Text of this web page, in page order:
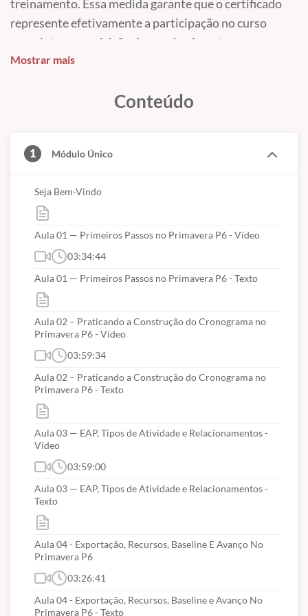
a aplicação prática das principais funcionalidades do
software, utilizando exemplos baseados em projetos
reais de engenharia.
treinamento. Essa medida garante que o certificado
represente efetivamente a participação no curso
completo e a aquisição dos conhecimentos
apresentados ao longo de todas as aulas. Após a
pelo aluno para utilização em seu currículo,
empresas.
Mostrar mais
Conteúdo
1 Módulo Único
Seja Bem-Vindo
Aula 01 — Primeiros Passos no Primavera P6 - Vídeo
03:34:44
Aula 01 — Primeiros Passos no Primavera P6 - Texto
Aula 02 – Praticando a Construção do Cronograma no
Primavera P6 - Vídeo
03:59:34
Aula 02 – Praticando a Construção do Cronograma no
Primavera P6 - Texto
Aula 03 — EAP, Tipos de Atividade e Relacionamentos -
Vídeo
03:59:00
Aula 03 — EAP, Tipos de Atividade e Relacionamentos -
Texto
Aula 04 - Exportação, Recursos, Baseline E Avanço No
Primavera P6
03:26:41
Aula 04 - Exportação, Recursos, Baseline e Avanço No
Primavera P6 - Texto